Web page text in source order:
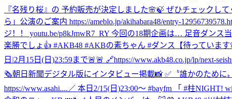
『名残り桜』の 予約販売が決定しました🌸🍃 ぜひチェックして
ら」公演のご案内 https://ameblo.jp/akihabara48/entry-
ジ！！ youtu.be/p8kJmwR7_RY 今回の18期企画は… 足音ダン
楽勝でしょ👍 #AKB48 #AKBの素ちゃん #ダンス
【待っていま
日❕2月15日(日)23:59まで🚨🚨 🔗https://www.akb48.co.jp/lp/next-
🗞朝日新聞デジタル版にインタビュー掲載📸 ✅〝誰かのために
https://www.asahi.... ／ 本日2/15(日)23:00～ #bayfm 「 #柱NIGHT!